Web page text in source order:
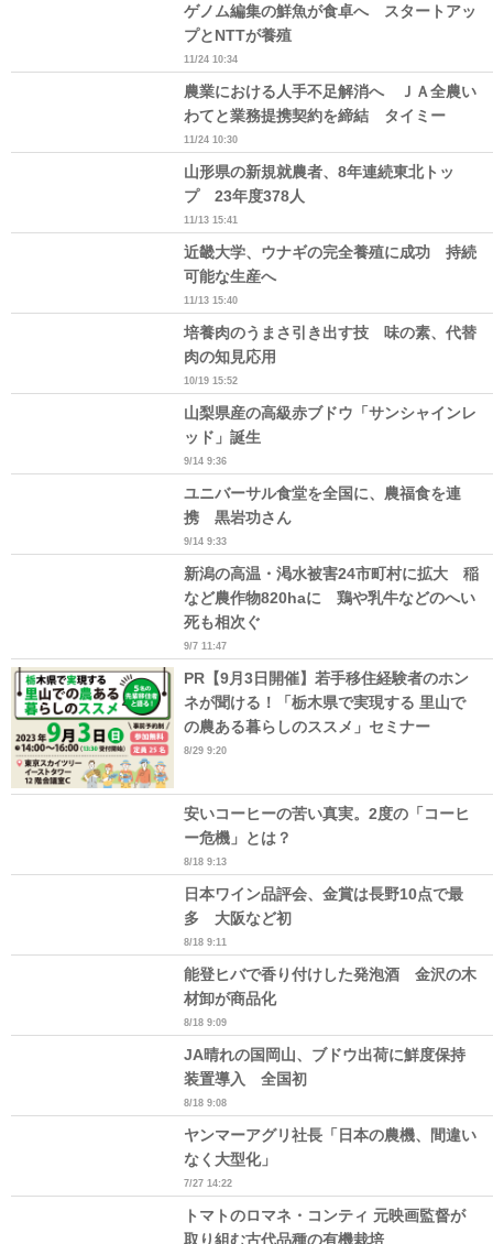
ゲノム編集の鮮魚が食卓へ スタートアッ
プとNTTが養殖
11/24 10:34
農業における人手不足解消へ ＪＡ全農い
わてと業務提携契約を締結 タイミー
11/24 10:30
山形県の新規就農者、8年連続東北トッ
プ 23年度378人
11/13 15:41
近畿大学、ウナギの完全養殖に成功 持続
可能な生産へ
11/13 15:40
培養肉のうまさ引き出す技 味の素、代替
肉の知見応用
10/19 15:52
山梨県産の高級赤ブドウ「サンシャインレ
ッド」誕生
9/14 9:36
ユニバーサル食堂を全国に、農福食を連
携 黒岩功さん
9/14 9:33
新潟の高温・渇水被害24市町村に拡大 稲
など農作物820haに 鶏や乳牛などのへい
死も相次ぐ
9/7 11:47
PR【9月3日開催】若手移住経験者のホン
ネが聞ける！「栃木県で実現する 里山で
の農ある暮らしのススメ」セミナー
8/29 9:20
安いコーヒーの苦い真実。2度の「コーヒ
ー危機」とは？
8/18 9:13
日本ワイン品評会、金賞は長野10点で最
多 大阪など初
8/18 9:11
能登ヒバで香り付けした発泡酒 金沢の木
材卸が商品化
8/18 9:09
JA晴れの国岡山、ブドウ出荷に鮮度保持
装置導入 全国初
8/18 9:08
ヤンマーアグリ社長「日本の農機、間違い
なく大型化」
7/27 14:22
トマトのロマネ・コンティ 元映画監督が
取り組む古代品種の有機栽培